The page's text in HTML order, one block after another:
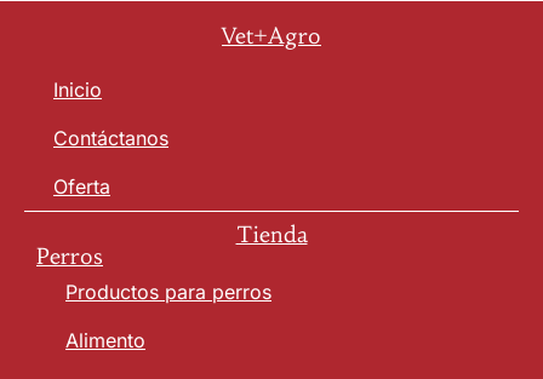
Vet+Agro
Inicio
Contáctanos
Oferta
Tienda
Perros
Productos para perros
Alimento